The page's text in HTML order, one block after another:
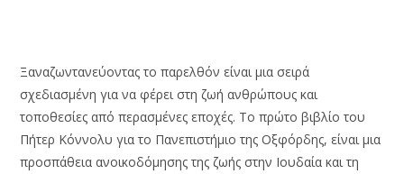
Ξαναζωντανεύοντας το παρελθόν είναι μια σειρά
σχεδιασμένη για να φέρει στη ζωή ανθρώπους και
τοποθεσίες από περασμένες εποχές. Το πρώτο βιβλίο του
Πήτερ Κόννολυ για το Πανεπιστήμιο της Οξφόρδης, είναι μια
προσπάθεια ανοικοδόμησης της ζωής στην Ιουδαία και τη